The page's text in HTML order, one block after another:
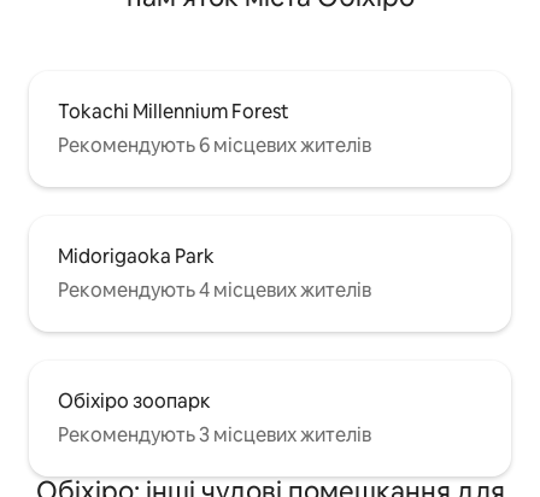
відкритому повітрі.
Tokachi Millennium Forest
Рекомендують 6 місцевих жителів
Midorigaoka Park
Рекомендують 4 місцевих жителів
Обіхіро зоопарк
Рекомендують 3 місцевих жителів